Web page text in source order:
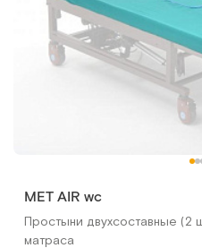
Текстильные чехлы для
Под заказАрт.
MET AIR wc
Простыни двухсоставные (2
матраса